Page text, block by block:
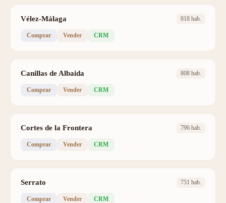
Vélez-Málaga 818 hab.
Comprar Vender CRM
Canillas de Albaida 808 hab.
Comprar Vender CRM
Cortes de la Frontera 796 hab.
Comprar Vender CRM
Serrato 751 hab.
Comprar Vender CRM